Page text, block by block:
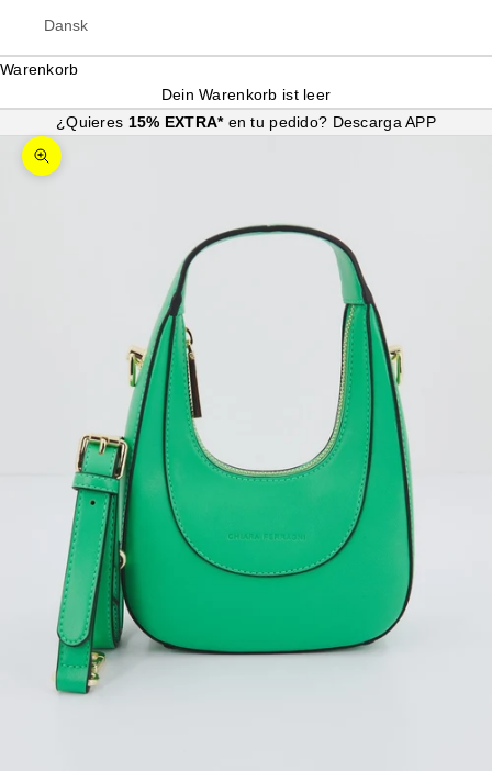
Dansk
Warenkorb
Dein Warenkorb ist leer
¿Quieres 15% EXTRA* en tu pedido? Descarga APP
Bild vergrößern